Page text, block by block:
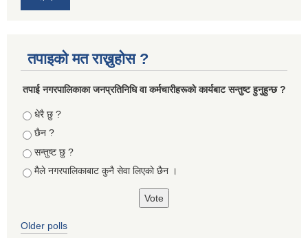
तपाइको मत राख्नुहोस ?
तपा‌ई नगरपालिकाका जनप्रतिनिधि वा कर्मचारीहरूकाे कार्यबाट सन्तुष्ट हुनुहुन्छ ?
Choices
धेरै छु ?
छैन ?
सन्तुष्ट छु ?
मैले नगरपालिकाबाट कुनै सेवा लिएकाे छैन ।
Older polls